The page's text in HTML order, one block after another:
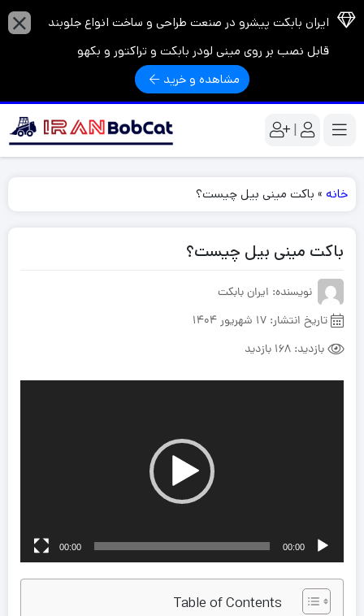
ایران بابکت پیشرو در صنعت طراحی و ساخت انواع جلوبند
قابل نصب بر روی مینی لودر بابکت و تراکتور و بکهو
مشاهده و خرید
|
خانه » باکت مینی بیل چیست‌؟
باکت مینی بیل چیست‌؟
نویسنده: ایران بابکت
تاریخ انتشار: 17 شهریور 1404
بازدید: 168 بازدید
00:00
00:00
Table of Contents